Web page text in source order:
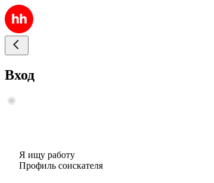
Вход
Я ищу работу
Профиль соискателя